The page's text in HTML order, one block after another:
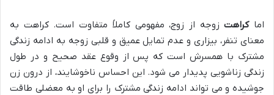
اماکراهتزوجه از زوج، مفهومی کاملاً متفاوت است. کراهت به
معنای تنفر، بیزاری و عدم تمایل عمیق و قلبی زوجه به ادامه زندگی
مشترک با همسرش است که پس از وقوع عقد صحیح و در طول
زندگی زناشویی پدیدار می شود. این احساس ناخوشایند، از درون زن
جوشیده و می تواند ادامه زندگی مشترک را برای او به معضلی طاقت